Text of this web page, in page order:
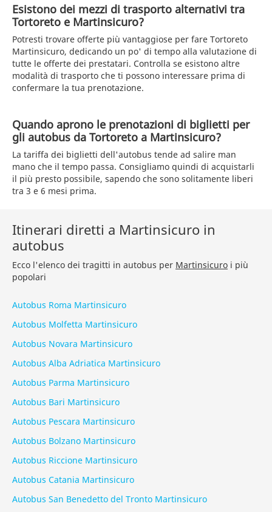
Esistono dei mezzi di trasporto alternativi tra
Tortoreto e Martinsicuro?
Potresti trovare offerte più vantaggiose per fare Tortoreto
Martinsicuro, dedicando un po' di tempo alla valutazione di
tutte le offerte dei prestatari. Controlla se esistono altre
modalità di trasporto che ti possono interessare prima di
confermare la tua prenotazione.
Quando aprono le prenotazioni di biglietti per
gli autobus da Tortoreto a Martinsicuro?
La tariffa dei biglietti dell'autobus tende ad salire man
mano che il tempo passa. Consigliamo quindi di acquistarli
il più presto possibile, sapendo che sono solitamente liberi
tra 3 e 6 mesi prima.
Itinerari diretti a Martinsicuro in
autobus
Ecco l'elenco dei tragitti in autobus per Martinsicuro i più
popolari
Autobus Roma Martinsicuro
Autobus Molfetta Martinsicuro
Autobus Novara Martinsicuro
Autobus Alba Adriatica Martinsicuro
Autobus Parma Martinsicuro
Autobus Bari Martinsicuro
Autobus Pescara Martinsicuro
Autobus Bolzano Martinsicuro
Autobus Riccione Martinsicuro
Autobus Catania Martinsicuro
Autobus San Benedetto del Tronto Martinsicuro